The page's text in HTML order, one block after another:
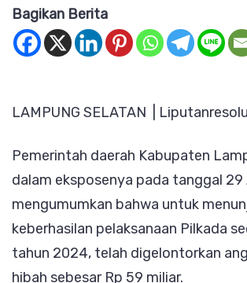
Bagikan Berita
LAMPUNG SELATAN |
Pemerintah daerah Kabupaten
dalam eksposenya pada tanggal
mengumumkan bahwa untuk
keberhasilan pelaksanaan Pilkada
tahun 2024, telah digelontorkan
hibah sebesar Rp 59 miliar.